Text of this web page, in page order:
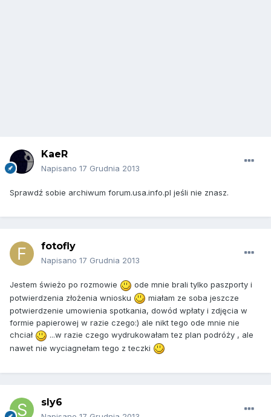
KaeR
Napisano 17 Grudnia 2013
Sprawdź sobie archiwum forum.usa.info.pl jeśli nie znasz.
fotofly
Napisano 17 Grudnia 2013
Jestem świeżo po rozmowie
ode mnie brali tylko paszporty i
potwierdzenia złożenia wniosku
miałam ze soba jeszcze
potwierdzenie umowienia spotkania, dowód wpłaty i zdjęcia w
formie papierowej w razie czego:) ale nikt tego ode mnie nie
chciał
...w razie czego wydrukowałam tez plan podróży , ale
nawet nie wyciagnełam tego z teczki
sly6